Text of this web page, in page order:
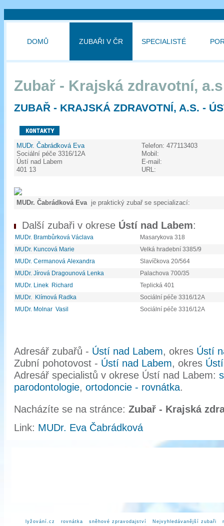
DOMŮ ZUBAŘI V ČR SPECIALISTÉ
Zubař - Krajská zdravotní,
ZUBAŘ - KRAJSKÁ ZDRAVOTNÍ, A.S. -
MUDr. Čabrádková Eva
Sociální péče 3316/12A
Ústí nad Labem
401 13
Telefon:
Mobil:
E-mail:
URL:
477113403
MUDr. Čabrádková Eva je praktický zubař se specializací:
Další zubaři v okrese Ústí nad Labem:
MUDr. Brambůrková Václava
Masarykova 318
MUDr. Kuncová Marie
Velká hradební 3385/9
MUDr. Cermanová Alexandra
Slavíčkova 20/564
MUDr. Jírová Dragounová Lenka
Palachova 700/35
MUDr. Linek Richard
Teplická 401
MUDr. Klímová Radka
Sociální péče 3316/12A
MUDr. Molnar Vasil
Sociální péče 3316/12A
Adresář zubařů - Ústí nad Labem, okres Ústí
Zubní pohotovost - Ústí nad Labem, okres
Adresář specialistů v okrese Ústí nad Labem:
parodontologie, ortodoncie - rovnátka.
Nacházíte se na stránce: Zubař - Krajská
Link: MUDr. Eva Čabrádková
lyžování.cz rovnátka sněhové zpravodajství Nejvyhledávanější zubaři